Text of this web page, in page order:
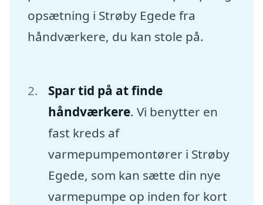
opsætning i Strøby Egede fra
håndværkere, du kan stole på.
Spar tid på at finde
håndværkere. Vi benytter en
fast kreds af
varmepumpemontører i Strøby
Egede, som kan sætte din nye
varmepumpe op inden for kort